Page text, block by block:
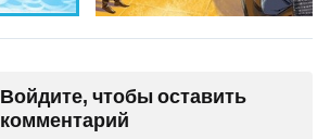
Войдите, чтобы оставить
комментарий